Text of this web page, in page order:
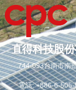
直得科技股
744-093台南市南
電話: +886-6-